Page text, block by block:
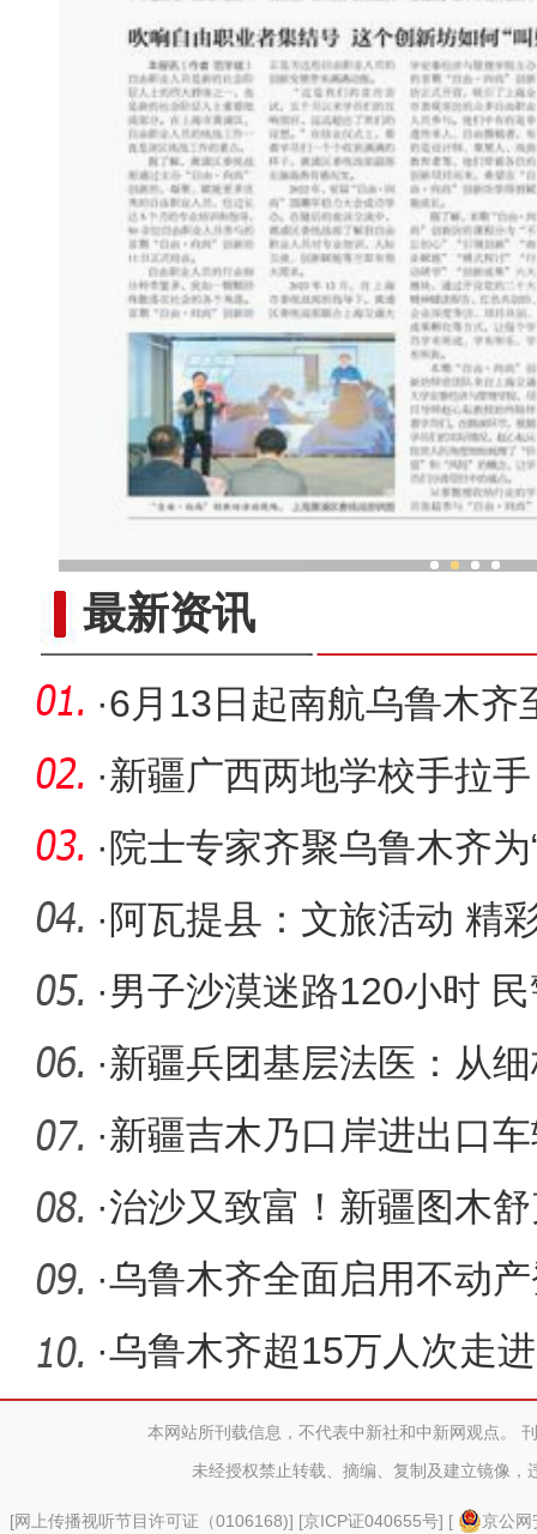
最新资讯
·6月13日起南航乌鲁木齐
·新疆广西两地学校手拉
仪式
·院士专家齐聚乌鲁木齐
空间协
· 阿瓦提县：文旅活动 精
·男子沙漠迷路120小时
救
·新疆兵团基层法医：从
还原真相
·新疆吉木乃口岸进出口
·治沙又致富！新疆图木
种接近尾
·乌鲁木齐全面启用不动
·乌鲁木齐超15万人次走
618.85万元票
本网站所刊载信息，不代表中新社和中新网观点。
未经授权禁止转载、摘编、复制及建立镜像，
[网上传播视听节目许可证（0106168)] [京ICP证040655号] [ 京公